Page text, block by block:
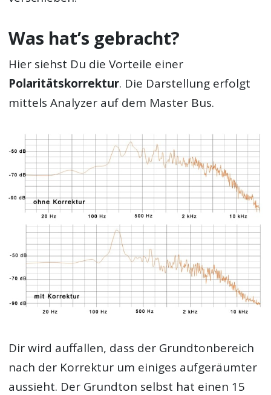
Was hat’s gebracht?
Hier siehst Du die Vorteile einer
Polaritätskorrektur. Die Darstellung erfolgt
mittels Analyzer auf dem Master Bus.
Dir wird auffallen, dass der Grundtonbereich
nach der Korrektur um einiges aufgeräumter
aussieht. Der Grundton selbst hat einen 15